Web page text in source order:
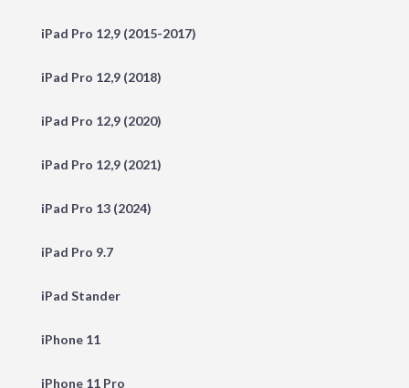
iPad Pro 12,9 (2015-2017)
iPad Pro 12,9 (2018)
iPad Pro 12,9 (2020)
iPad Pro 12,9 (2021)
iPad Pro 13 (2024)
iPad Pro 9.7
iPad Stander
iPhone 11
iPhone 11 Pro